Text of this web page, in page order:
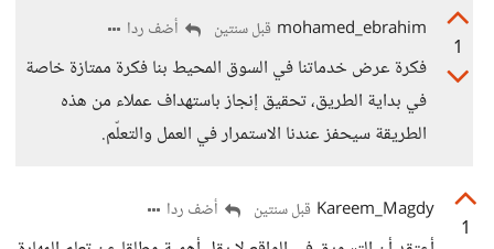
1
mohamed_ebrahim قبل سنتين أضف ردا
فكرة عرض خدماتنا في السوق المحيط بنا فكرة ممتازة خاصة
في بداية الطريق، تحقيق إنجاز باستهداف عملاء من هذه
الطريقة سيحفز عندنا الاستمرار في العمل والتعلّم.
1
Kareem_Magdy قبل سنتين أضف ردا